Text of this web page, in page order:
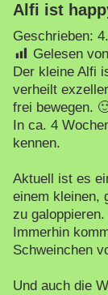
Alfi ist
Geschrieben:
Gelesen
Der kleine Alfi
verheilt
frei bewegen.
In ca. 4
kennen.
Aktuell ist es
einem kleinen,
zu galoppieren.
Immerhin
Schweinchen
Und auch die